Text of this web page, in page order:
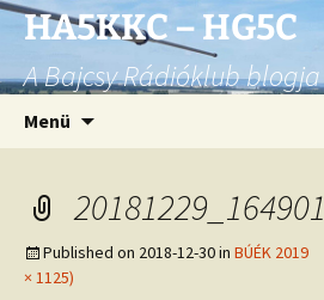
Ugrás
tartalomhoz
HA5KKC – HG5C
A Bajcsy Rádióklub blogja
Menü
20181229_164901
Published on 2018-12-30in BÚÉK 2019
× 1125)